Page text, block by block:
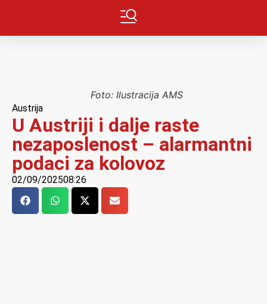
Foto: Ilustracija AMS
Austrija
U Austriji i dalje raste
nezaposlenost – alarmantni
podaci za kolovoz
02/09/202508:26